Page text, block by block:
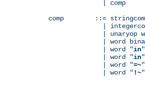
              | comp
comp        ::=
|
| unaryop
| word
              | word "
in
              | word "
in
              | word "
=~
              | word "
!~